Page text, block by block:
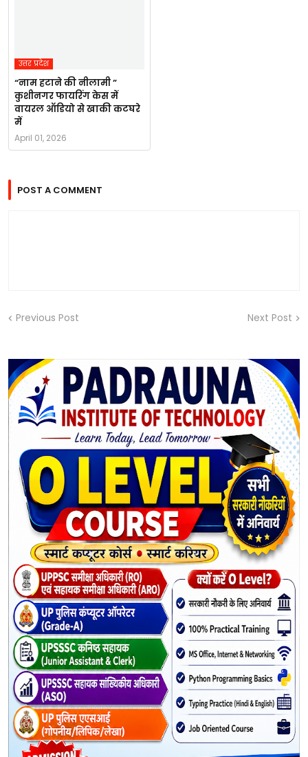
उत्तर प्रदेश
“नाम हटाने की नीलामी ”
कुशीनगर फायरिंग केस में
वायरल ऑडियो से खाकी कटघरे
में
April 01, 2026
POST A COMMENT
Previous Post Next Post